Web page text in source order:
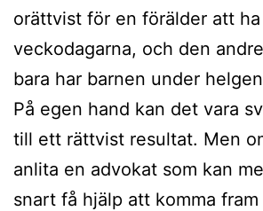
orättvist för en förälder att
veckodagarna, och den
bara har barnen under
På egen hand kan det vara
till ett rättvist resultat. Men
anlita en advokat som kan
snart få hjälp att komma